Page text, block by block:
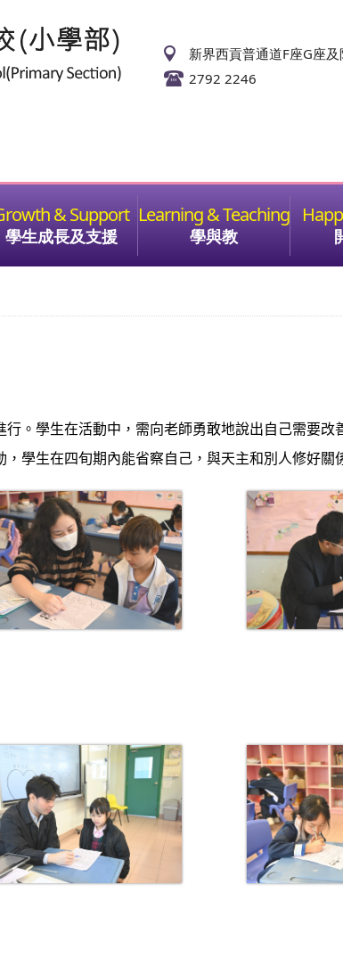
新界西貢普通道F座G座
2792 2246
學生成長及支援 學與教
行。學生在活動中，需向老師勇敢地說出自己需要
，學生在四旬期內能省察自己，與天主和別人修好關